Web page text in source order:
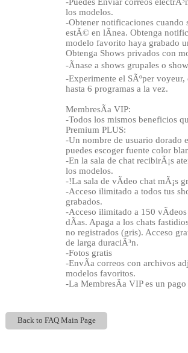
los modelos.
-Obtener notificaciones cuando
estÃ© en lÃ­nea. Obtenga
modelo favorito haya grabado
Obtenga Shows privados con
-Ãnase a shows grupales o
-Experimente el SÃºper voyeur,
hasta 6 programas a la vez.
MembresÃ­a VIP:
-Todos los mismos beneficios
Premium PLUS:
-Un nombre de usuario dorado
puedes escoger fuente color
-En la sala de chat recibirÃ¡s
los modelos.
-!La sala de vÃ­deo chat mÃ¡s
-Acceso ilimitado a todos tus
grabados.
-Acceso ilimitado a 150
dÃ­as. Apaga a los chats
no registrados (gris). Acceso
de larga duraciÃ³n.
-Fotos gratis
-EnvÃ­a correos con archivos
modelos favoritos.
-La MembresÃ­a VIP es un
Back to FAQ Main Page
F
R
E
E
C
R
E
DI
T